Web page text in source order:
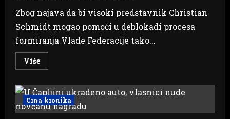
Zbog najava da bi visoki predstavnik Christian
Schmidt mogao pomoći u deblokadi procesa
formiranja Vlade Federacije tako...
VišeRead
more
se
u
Sarajevu
pred
Crna kronika